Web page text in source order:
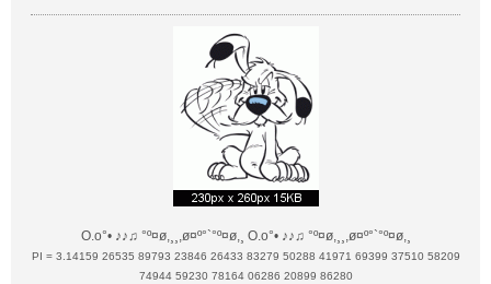
O.o°• ♪♪♫ °º¤ø,¸¸,ø¤º°`°º¤ø,¸ O.o°• ♪♪♫ °º¤ø,¸¸,ø¤º°`°º¤ø,¸
PI = 3.14159 26535 89793 23846 26433 83279 50288 41971 69399 37510 58209
74944 59230 78164 06286 20899 86280